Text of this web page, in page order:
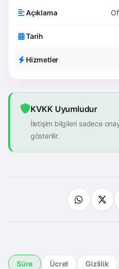
Açıklama
Tarih
Hizmetler
KVKK Uyumludur
İletişim bilgileri sadece
gösterilir.
Süre Ücret Gizlilik